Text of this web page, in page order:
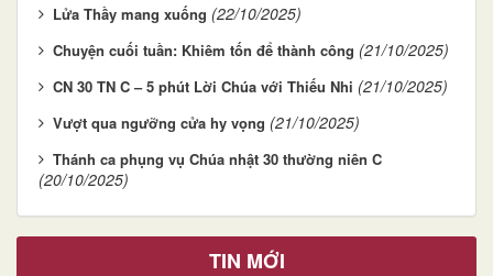
Lửa Thầy mang xuống (22/10/2025)
Chuyện cuối tuần: Khiêm tốn để thành công (21/10/2025)
CN 30 TN C – 5 phút Lời Chúa với Thiếu Nhi (21/10/2025)
Vượt qua ngưỡng cửa hy vọng (21/10/2025)
Thánh ca phụng vụ Chúa nhật 30 thường niên C
(20/10/2025)
TIN MỚI